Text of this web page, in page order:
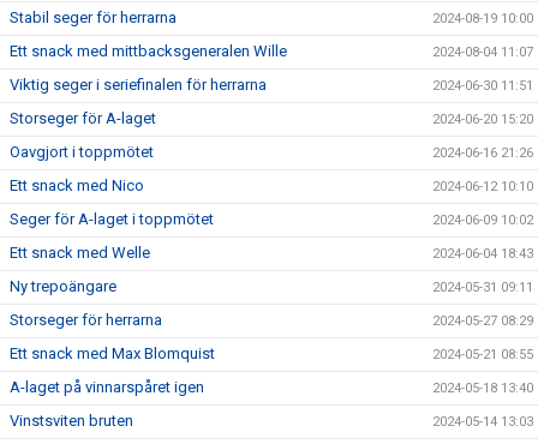
Stabil seger för herrarna 2024-08-19 10:00
Ett snack med mittbacksgeneralen Wille 2024-08-04 11:07
Viktig seger i seriefinalen för herrarna 2024-06-30 11:51
Storseger för A-laget 2024-06-20 15:20
Oavgjort i toppmötet 2024-06-16 21:26
Ett snack med Nico 2024-06-12 10:10
Seger för A-laget i toppmötet 2024-06-09 10:02
Ett snack med Welle 2024-06-04 18:43
Ny trepoängare 2024-05-31 09:11
Storseger för herrarna 2024-05-27 08:29
Ett snack med Max Blomquist 2024-05-21 08:55
A-laget på vinnarspåret igen 2024-05-18 13:40
Vinstsviten bruten 2024-05-14 13:03